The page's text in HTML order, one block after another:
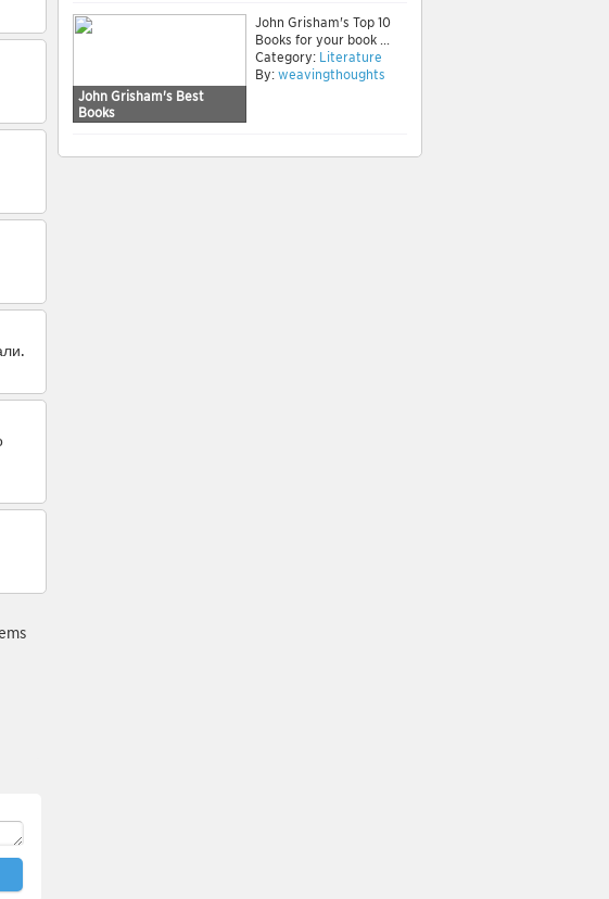
John Grisham's Best
Books
John Grisham's Top 10
Books for your book ...
Category: Literature
By: weavingthoughts